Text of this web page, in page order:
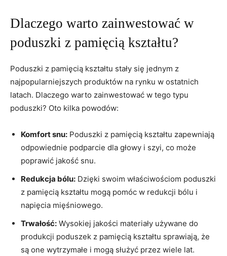
Dlaczego warto zainwestować w
poduszki ⁢z pamięcią kształtu?
Poduszki z pamięcią kształtu‍ stały się jednym⁤ z
najpopularniejszych produktów⁤ na rynku w ostatnich
latach. Dlaczego warto zainwestować w⁣ tego typu
poduszki? Oto kilka powodów:
Komfort snu: Poduszki z pamięcią kształtu zapewniają
⁢odpowiednie podparcie dla głowy i szyi, co może
poprawić jakość snu.
Redukcja bólu: Dzięki swoim właściwościom poduszki
z pamięcią kształtu ⁣mogą pomóc w redukcji bólu i
napięcia mięśniowego.
Trwałość: Wysokiej jakości materiały używane do
produkcji poduszek​ z⁣ pamięcią kształtu sprawiają, że
są one wytrzymałe i mogą służyć przez wiele lat.